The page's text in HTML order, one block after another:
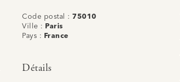
Code postal : 75010
Ville :
Paris
Pays :
France
Détails